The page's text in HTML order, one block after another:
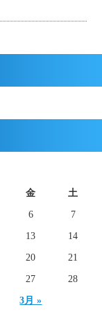
金 土
3月 »
6 7
13 14
20 21
27 28